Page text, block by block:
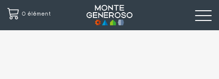
0 élément